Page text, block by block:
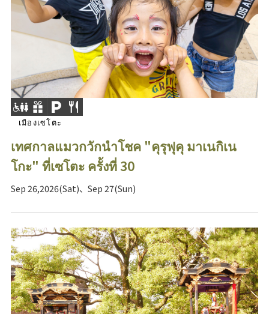
เมืองเซโตะ
เทศกาลแมวกวักนำโชค "คุรุฟุคุ มาเนกิเน
โกะ" ที่เซโตะ ครั้งที่ 30
Sep 26,2026(Sat)、Sep 27(Sun)